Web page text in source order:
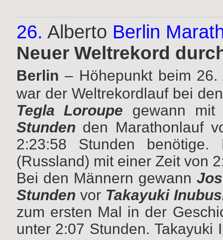
26. Alberto Berlin
Neuer Weltrekord
Berlin – Höhepunkt beim 26.
war der Weltrekordlauf bei
Tegla Loroupe gewann
Stunden den Marathonlauf
2:23:58 Stunden
(Russland) mit einer Zeit von
Bei den Männern gewann
Stunden vor Takayuki
zum ersten Mal in der
unter 2:07 Stunden. Takayuki